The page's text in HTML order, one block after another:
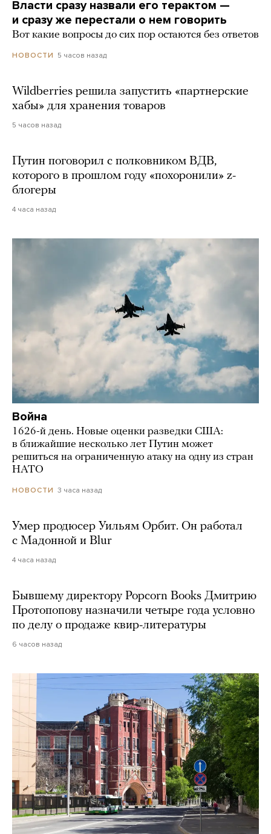
Власти сразу назвали его терактом —
и сразу же перестали о нем говорить
Вот какие вопросы до сих пор остаются без ответов
НОВОСТИ 5 часов назад
Wildberries решила запустить «партнерские
хабы» для хранения товаров
5 часов назад
Путин поговорил с полковником ВДВ,
которого в прошлом году «похоронили» z-
блогеры
4 часа назад
Война
1626-й день. Новые оценки разведки США:
в ближайшие несколько лет Путин может
решиться на ограниченную атаку на одну из стран
НАТО
НОВОСТИ 3 часа назад
Умер продюсер Уильям Орбит. Он работал
с Мадонной и Blur
4 часа назад
Бывшему директору Popcorn Books Дмитрию
Протопопову назначили четыре года условно
по делу о продаже квир-литературы
6 часов назад